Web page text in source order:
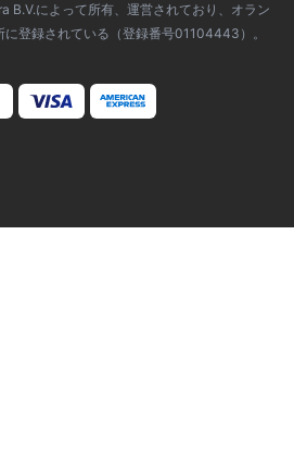
B.V.によって所有、運営されており、オラン
登録されている（登録番号01104443）。